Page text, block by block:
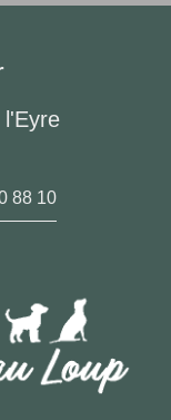
l'Eyre
88 10